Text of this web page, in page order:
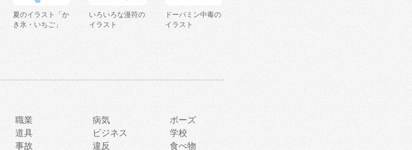
夏のイラスト「か
き氷・いちご」
いろいろな漫符の
イラスト
ドーパミン中毒の
イラスト
職業 病気
ポーズ
道具 ビジネス
学校
事故 違反
食べ物